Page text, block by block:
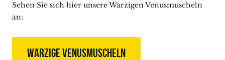
Sehen Sie sich hier unsere Warzigen Venusmuscheln
an:
WARZIGE VENUSMUSCHELN